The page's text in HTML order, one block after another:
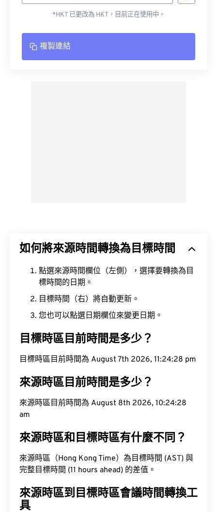
*HKT 已更改為 HKT，目前正在使用中。
複製連結
如何將來源時間轉換為目標時間
點選來源時間欄位（左側），選擇要轉換為目
標時間的日期。
目標時間（右）將自動更新。
您也可以點選日期欄位來變更日期。
目標時區目前時間是多少？
目標時區目前時間為 August 7th 2026, 11:24:29 pm
來源時區目前時間是多少？
來源時區目前時間為 August 8th 2026, 10:24:29
am
來源時區和目標時區有什麼不同？
來源時區（Hong Kong Time）為目標時間 (AST) 與
完整目標時間 (11 hours ahead) 的差值。
來源時區到目標時區會議時間轉換工
具